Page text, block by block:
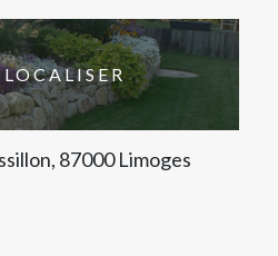
87000 Limoges